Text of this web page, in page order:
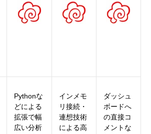
Pythonな
どによる
拡張で幅
広い分析
インメモ
リ接続・
連想技術
による高
ダッシュ
ボードへ
の直接コ
メントな